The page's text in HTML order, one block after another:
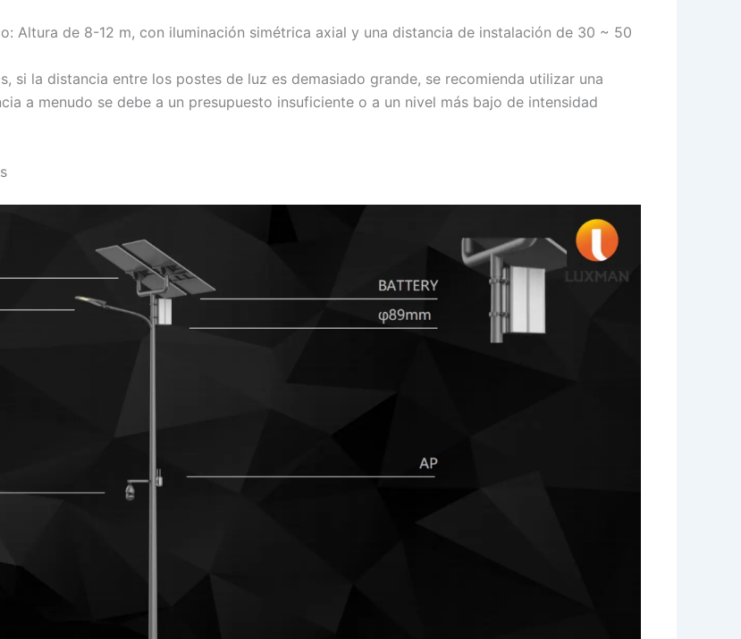
Altura de 8-12 m, con iluminación simétrica axial y una distancia de instalación de 30 ~ 50
si la distancia entre los postes de luz es demasiado grande, se recomienda utilizar una
a menudo se debe a un presupuesto insuficiente o a un nivel más bajo de intensidad